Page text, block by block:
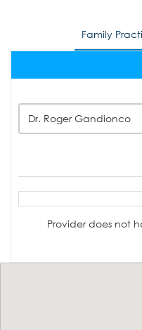
Family
Dr. Roger Gandionco
Provider does not